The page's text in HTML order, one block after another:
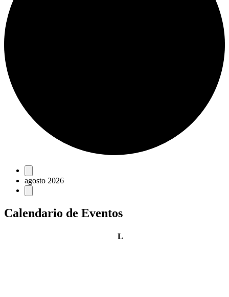
Eventos
agosto 2026
Calendario de Eventos
Llunes